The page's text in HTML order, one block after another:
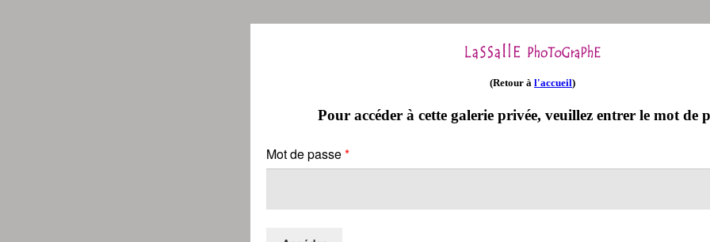
(Retour à l'accueil)
Pour accéder à cette galerie privée, veuillez entrer le mot de
Mot de passe*